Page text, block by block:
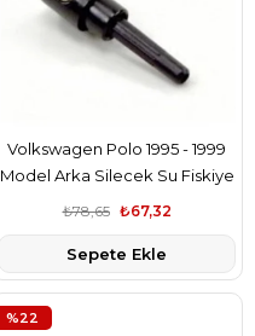
Volkswagen Polo 1995 - 1999
Model Arka Silecek Su Fiskiye
Memesi Bsg Marka
₺67,32
₺78,65
Sepete Ekle
%22